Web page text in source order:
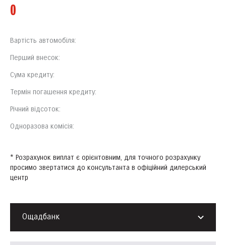
0
Вартість автомобіля:
Перший внесок:
Сума кредиту:
Термін погашення кредиту:
Річний відсоток:
Одноразова комісія:
* Розрахунок виплат є орієнтовним, для точного розрахунку
просимо звертатися до консультанта в офіційний дилерський
центр
Ощадбанк